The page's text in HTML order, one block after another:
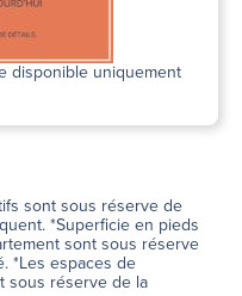
disponible uniquement
sont sous réserve de
*Superficie en pieds
sont sous réserve
*Les espaces de
sous réserve de la